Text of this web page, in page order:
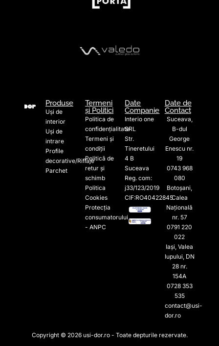
Produse
Uși de
interior
Uși de
intrare
Profile
decorative/Riflaje
Parchet
Termeni
și Politici
Politica de
confidențialitate
Termeni și
condiții
Politică de
retur și
schimb
Politica
Cookies
Protecția
consumatorului
- ANPC
Date
Companie
Interio one
SRL
Str.
Tineretului
4 B
Suceava
Reg. com:
j33/123/2019
CIF:RO40422845
Date de
Contact
Suceava,
B-dul
George
Enescu nr.
19
0743 968
080
Botoșani,
Calea
Națională
nr. 57
0791 220
022​
Iași, Valea
lupului, DN
28 nr.
154A
0728 353
535​
contact@usi-
dor.ro
Copyright © 2026 usi-dor.ro - Toate depturile rezervate.